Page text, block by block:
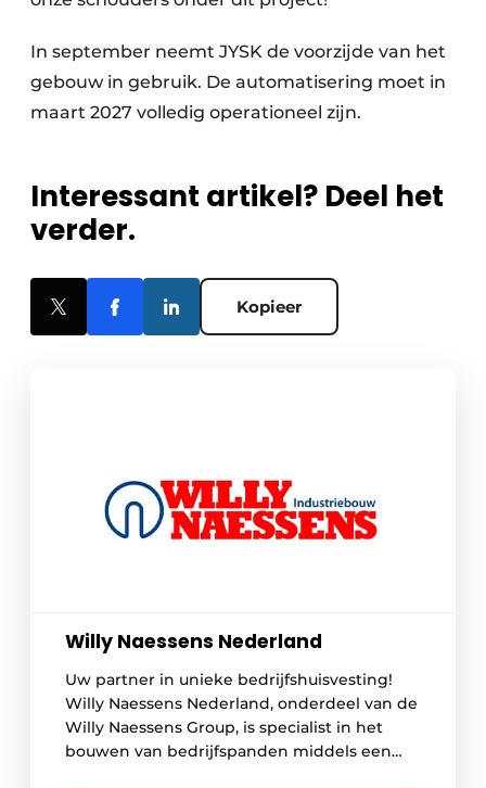
In september neemt JYSK de voorzijde van het
gebouw in gebruik. De automatisering moet in
maart 2027 volledig operationeel zijn.
Interessant artikel? Deel het
verder.
Kopieer
Willy Naessens Nederland
Uw partner in unieke bedrijfshuisvesting!
Willy Naessens Nederland, onderdeel van de
Willy Naessens Group, is specialist in het
bouwen van bedrijfspanden middels een